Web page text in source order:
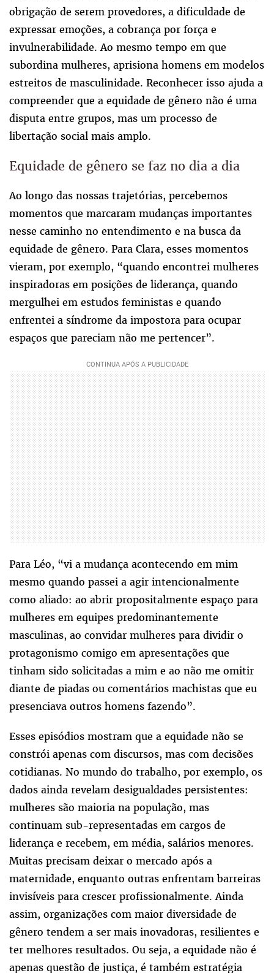
obrigação de serem provedores, a dificuldade de
expressar emoções, a cobrança por força e
invulnerabilidade. Ao mesmo tempo em que
subordina mulheres, aprisiona homens em modelos
estreitos de masculinidade. Reconhecer isso ajuda a
compreender que a equidade de gênero não é uma
disputa entre grupos, mas um processo de
libertação social mais amplo.
Equidade de gênero se faz no dia a dia
Ao longo das nossas trajetórias, percebemos
momentos que marcaram mudanças importantes
nesse caminho no entendimento e na busca da
equidade de gênero. Para Clara, esses momentos
vieram, por exemplo, “quando encontrei mulheres
inspiradoras em posições de liderança, quando
mergulhei em estudos feministas e quando
enfrentei a síndrome da impostora para ocupar
espaços que pareciam não me pertencer”.
Para Léo, “vi a mudança acontecendo em mim
mesmo quando passei a agir intencionalmente
como aliado: ao abrir propositalmente espaço para
mulheres em equipes predominantemente
masculinas, ao convidar mulheres para dividir o
protagonismo comigo em apresentações que
tinham sido solicitadas a mim e ao não me omitir
diante de piadas ou comentários machistas que eu
presenciava outros homens fazendo”.
Esses episódios mostram que a equidade não se
constrói apenas com discursos, mas com decisões
cotidianas. No mundo do trabalho, por exemplo, os
dados ainda revelam desigualdades persistentes:
mulheres são maioria na população, mas
continuam sub-representadas em cargos de
liderança e recebem, em média, salários menores.
Muitas precisam deixar o mercado após a
maternidade, enquanto outras enfrentam barreiras
invisíveis para crescer profissionalmente. Ainda
assim, organizações com maior diversidade de
gênero tendem a ser mais inovadoras, resilientes e
ter melhores resultados. Ou seja, a equidade não é
apenas questão de justiça, é também estratégia